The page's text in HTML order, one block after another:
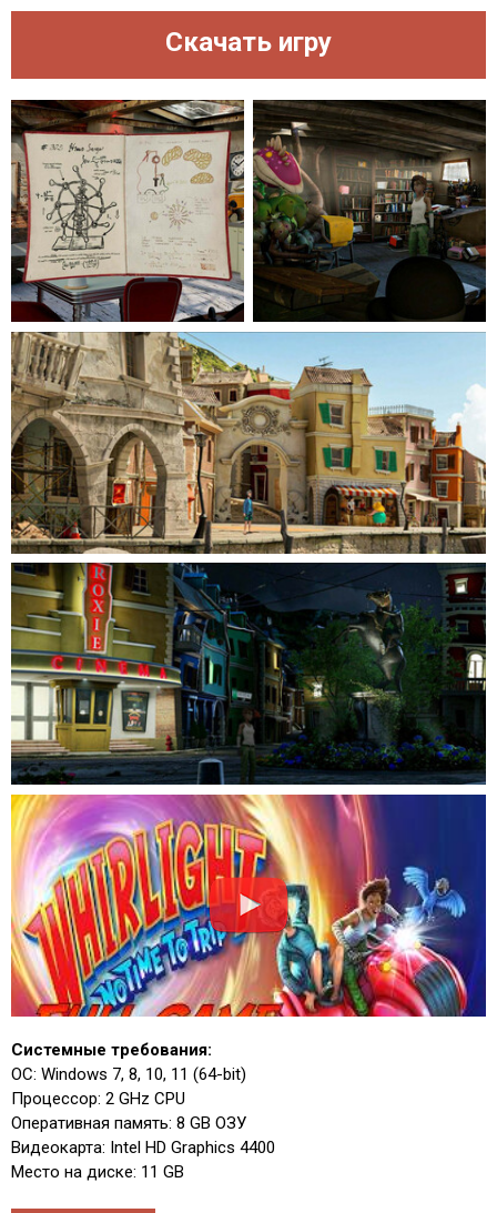
Скачать игру
Системные требования:
ОС: Windows 7, 8, 10, 11 (64-bit)
Процессор: 2 GHz CPU
Оперативная память: 8 GB ОЗУ
Видеокарта: Intel HD Graphics 4400
Место на диске: 11 GB